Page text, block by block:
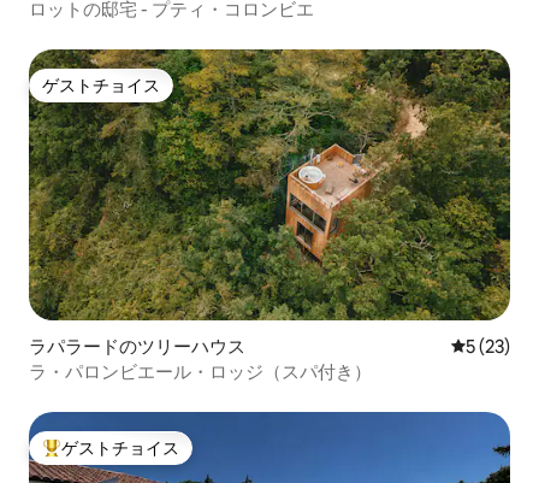
ロットの邸宅 - プティ・コロンビエ
ゲストチョイス
ゲストチョイス
ラパラードのツリーハウス レビュー
5 (23)
ラ・パロンビエール・ロッジ（スパ付き）
大好評のゲストチョイスです。
ゲストチョイス